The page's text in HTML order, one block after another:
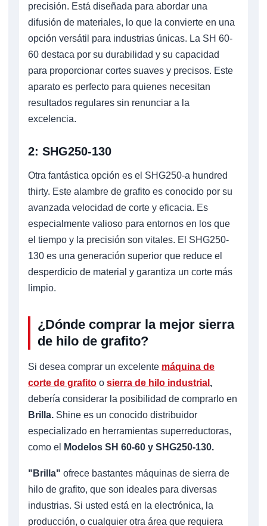
precisión. Está diseñada para abordar una
difusión de materiales, lo que la convierte en una
opción versátil para industrias únicas. La SH 60-
60 destaca por su durabilidad y su capacidad
para proporcionar cortes suaves y precisos. Este
aparato es perfecto para quienes necesitan
resultados regulares sin renunciar a la
excelencia.
2: SHG250-130
Otra fantástica opción es el SHG250-a hundred
thirty. Este alambre de grafito es conocido por su
avanzada velocidad de corte y eficacia. Es
especialmente valioso para entornos en los que
el tiempo y la precisión son vitales. El SHG250-
130 es una generación superior que reduce el
desperdicio de material y garantiza un corte más
limpio.
¿Dónde comprar la mejor sierra
de hilo de grafito?
Si desea comprar un excelente máquina de
corte de grafito o sierra de hilo industrial ,
debería considerar la posibilidad de comprarlo en
Brilla. Shine es un conocido distribuidor
especializado en herramientas superreductoras,
como el
Modelos SH 60-60 y SHG250-130.
"Brilla" ofrece bastantes máquinas de sierra de
hilo de grafito, que son ideales para diversas
industrias. Si usted está en la electrónica, la
producción, o cualquier otra área que requiera